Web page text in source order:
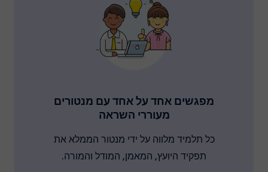
מפגשים אחד על אחד עם מנטורים
מעוררי השראה
כל תלמיד מלווה על ידי מנטור הממלא את
תפקיד היועץ, המאמן, המודל והמורה.